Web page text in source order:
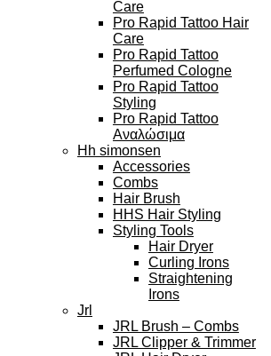
Care
Pro Rapid Tattoo Hair
Care
Pro Rapid Tattoo
Perfumed Cologne
Pro Rapid Tattoo
Styling
Pro Rapid Tattoo
Αναλώσιμα
Hh simonsen
Accessories
Combs
Hair Brush
HHS Hair Styling
Styling Tools
Hair Dryer
Curling Irons
Straightening
Irons
Jrl
JRL Brush – Combs
JRL Clipper & Trimmer